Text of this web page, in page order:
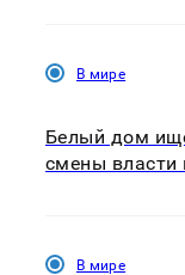
В мире
Белый дом
смены власти
В мире